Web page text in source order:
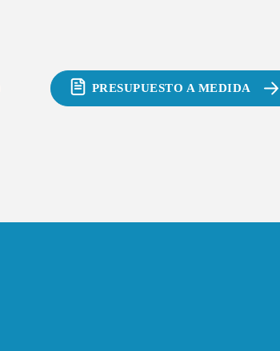
PRESUPUESTO A MEDIDA